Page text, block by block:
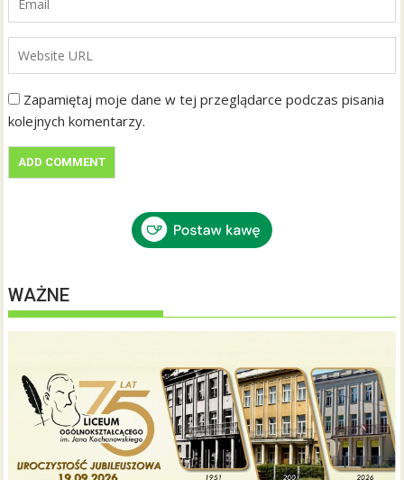
Zapamiętaj moje dane w tej przeglądarce podczas pisania
kolejnych komentarzy.
WAŻNE